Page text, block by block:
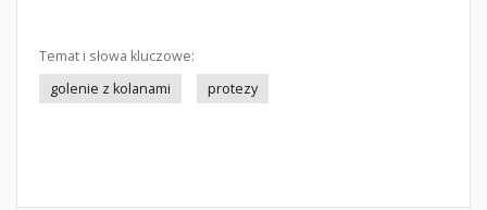
Temat i słowa kluczowe:
golenie z kolanami
protezy